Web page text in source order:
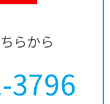
らから
3796